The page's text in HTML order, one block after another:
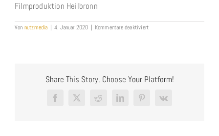
Filmproduktion Heilbronn
Von nutzmedia | 4. Januar 2020 | Kommentare deaktiviertfür
Andreas_3D-
Share This Story, Choose Your Platform!
Facebook
X RedditLinkedInPinterest
Vk